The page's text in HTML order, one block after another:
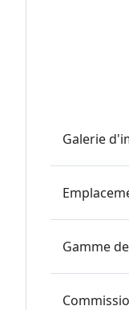
Galerie
Gamme